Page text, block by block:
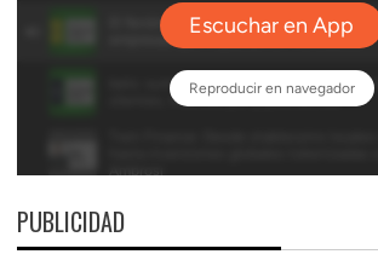
PUBLICIDAD